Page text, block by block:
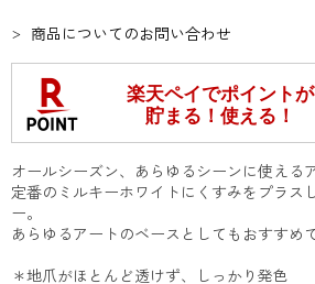
商品についてのお問い合わせ
オールシーズン、あらゆるシーンに使える
定番のミルキーホワイトにくすみをプラス
ー。
あらゆるアートのベースとしてもおすすめ
＊地爪がほとんど透けず、しっかり発色